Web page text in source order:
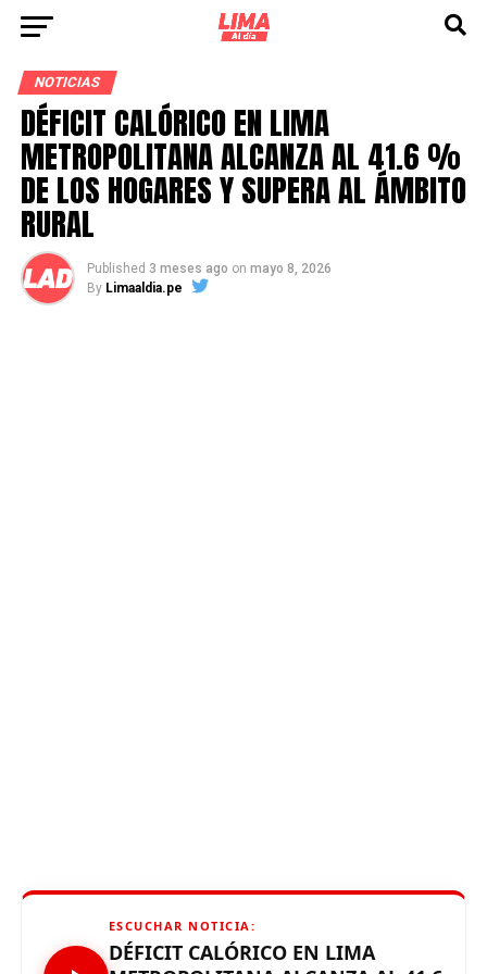
NOTICIAS
DÉFICIT CALÓRICO EN LIMA
METROPOLITANA ALCANZA AL 41.6 %
DE LOS HOGARES Y SUPERA AL ÁMBITO
RURAL
Published 3 meses ago on mayo 8, 2026
By Limaaldia.pe
ESCUCHAR NOTICIA:
DÉFICIT CALÓRICO EN LIMA